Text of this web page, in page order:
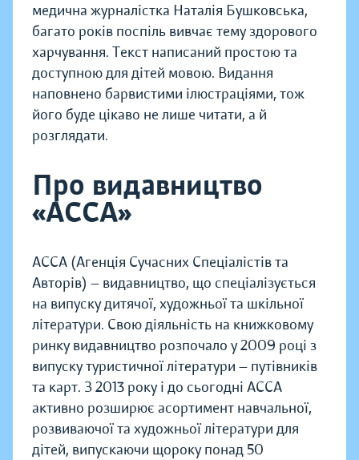
медична журналістка Наталія Бушковська,
багато років поспіль вивчає тему здорового
харчування. Текст написаний простою та
доступною для дітей мовою. Видання
наповнено барвистими ілюстраціями, тож
його буде цікаво не лише читати, а й
розглядати.
Про видавництво
«АССА»
АCСА (Агенція Сучасних Спеціалістів та
Авторів) — видавництво, що спеціалізується
на випуску дитячої, художньої та шкільної
літератури. Свою діяльність на книжковому
ринку видавництво розпочало у 2009 році з
випуску туристичної літератури — путівників
та карт. З 2013 року і до сьогодні АССА
активно розширює асортимент навчальної,
розвиваючої та художньої літератури для
дітей, випускаючи щороку понад 50